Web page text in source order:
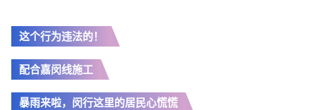
这个行为违法的！
配合嘉闵线施工
暴雨来啦，闵行这里的居民心慌慌